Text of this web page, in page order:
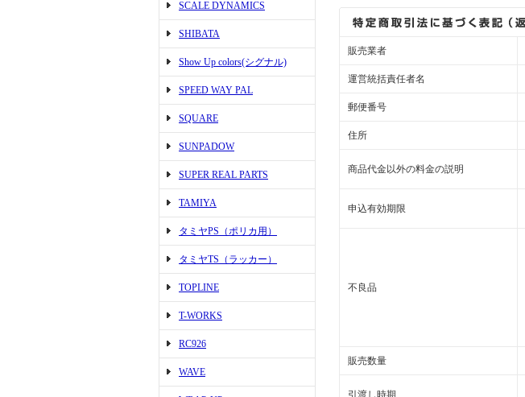
SCALE DYNAMICS
SHIBATA
Show Up colors(シグナル)
SPEED WAY PAL
SQUARE
SUNPADOW
SUPER REAL PARTS
TAMIYA
タミヤPS（ポリカ用）
タミヤTS（ラッカー）
TOPLINE
T-WORKS
RC926
WAVE
販売業者
運営統括責任者名
郵便番号
住所
商品代金以外の料金の説明
申込有効期限
不良品
販売数量
引渡し時期